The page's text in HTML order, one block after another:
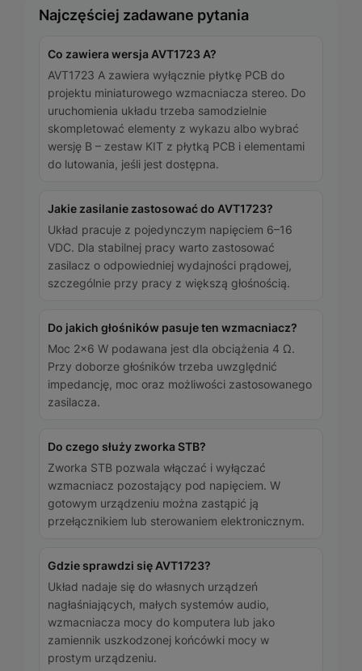
Najczęściej zadawane pytania
Co zawiera wersja AVT1723 A?
AVT1723 A zawiera wyłącznie płytkę PCB do
projektu miniaturowego wzmacniacza stereo. Do
uruchomienia układu trzeba samodzielnie
skompletować elementy z wykazu albo wybrać
wersję B – zestaw KIT z płytką PCB i elementami
do lutowania, jeśli jest dostępna.
Jakie zasilanie zastosować do AVT1723?
Układ pracuje z pojedynczym napięciem 6–16
VDC. Dla stabilnej pracy warto zastosować
zasilacz o odpowiedniej wydajności prądowej,
szczególnie przy pracy z większą głośnością.
Do jakich głośników pasuje ten wzmacniacz?
Moc 2×6 W podawana jest dla obciążenia 4 Ω.
Przy doborze głośników trzeba uwzględnić
impedancję, moc oraz możliwości zastosowanego
zasilacza.
Do czego służy zworka STB?
Zworka STB pozwala włączać i wyłączać
wzmacniacz pozostający pod napięciem. W
gotowym urządzeniu można zastąpić ją
przełącznikiem lub sterowaniem elektronicznym.
Gdzie sprawdzi się AVT1723?
Układ nadaje się do własnych urządzeń
nagłaśniających, małych systemów audio,
wzmacniacza mocy do komputera lub jako
zamiennik uszkodzonej końcówki mocy w
prostym urządzeniu.